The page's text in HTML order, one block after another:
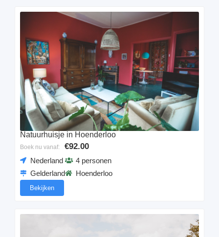
Natuurhuisje in Hoenderloo
Boek nu vanaf: €92.00
Nederland
Gelderland
4 personen
Hoenderloo
Bekijken